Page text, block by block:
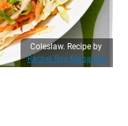
Coleslaw. Recipe by
Rachel Ray Magazine